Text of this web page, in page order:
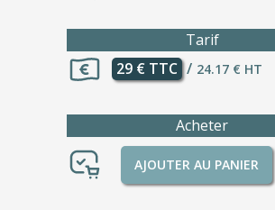
Tarif
29 € TTC / 24.17 € HT
Acheter
AJOUTER AU PANIER